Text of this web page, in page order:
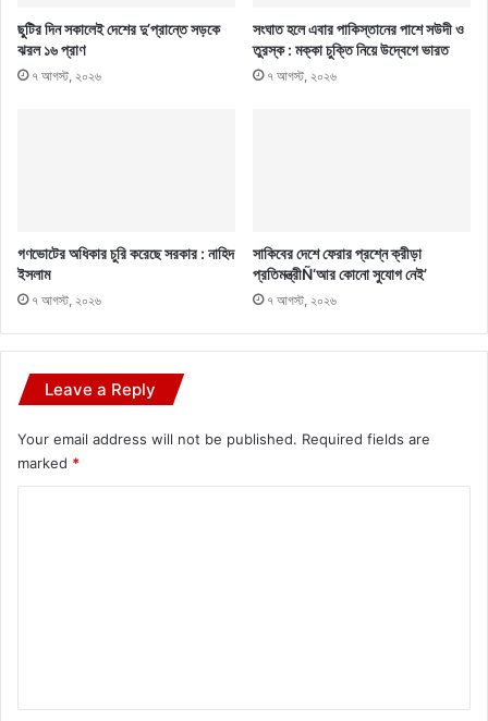
ছুটির দিন সকালেই দেশের দু’প্রান্তে সড়কে
ঝরল ১৬ প্রাণ
৭ আগস্ট, ২০২৬
সংঘাত হলে এবার পাকিস্তানের পাশে সউদী ও
তুরস্ক : মক্কা চুক্তি নিয়ে উদ্বেগে ভারত
৭ আগস্ট, ২০২৬
গণভোটের অধিকার চুরি করেছে সরকার : নাহিদ
ইসলাম
৭ আগস্ট, ২০২৬
সাকিবের দেশে ফেরার প্রশ্নে ক্রীড়া
প্রতিমন্ত্রীÑ‘আর কোনো সুযোগ নেই’
৭ আগস্ট, ২০২৬
Leave a Reply
Your email address will not be published. Required fields are
marked *